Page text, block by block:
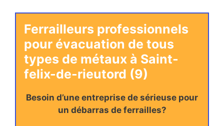
Ferrailleurs professionnels
pour évacuation de tous
types de métaux à Saint-
felix-de-rieutord (9)
Besoin d’une entreprise de sérieuse pour
un débarras de ferrailles?